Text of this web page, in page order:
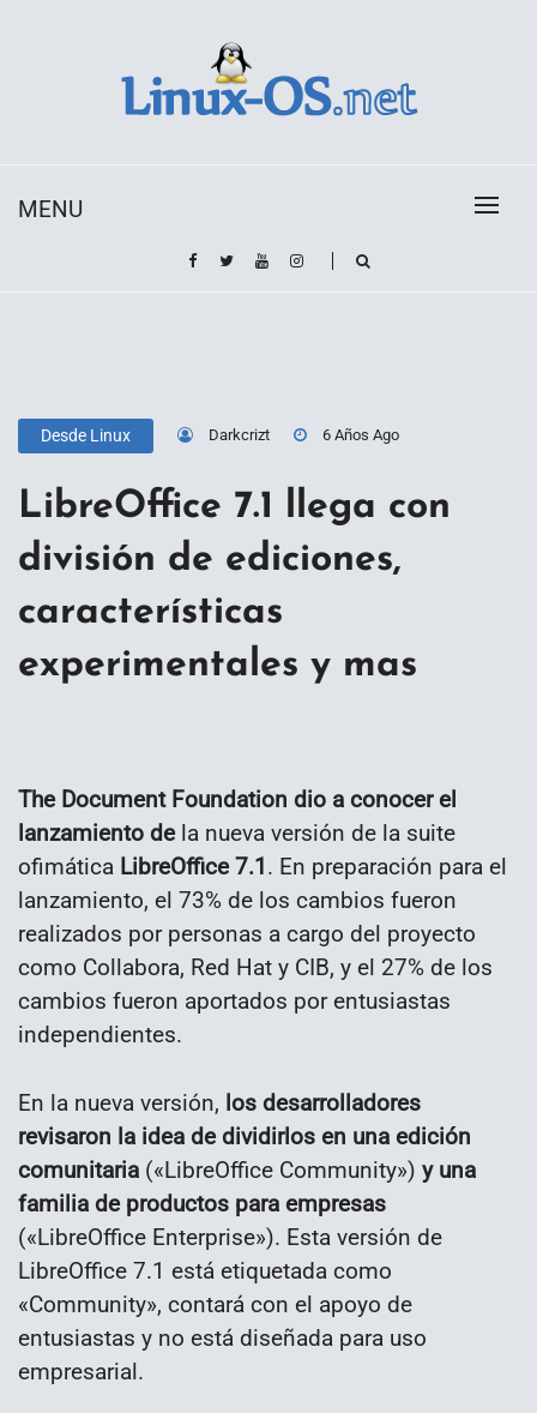
MENU
Desde Linux Darkcrizt 6 Años Ago
LibreOffice 7.1 llega con
división de ediciones,
características
experimentales y mas
The Document Foundation dio a conocer el
lanzamiento dela nueva versión de la suite
ofimática LibreOffice 7.1. En preparación para el
lanzamiento, el 73% de los cambios fueron
realizados por personas a cargo del proyecto
como Collabora, Red Hat y CIB, y el 27% de los
cambios fueron aportados por entusiastas
independientes.
En la nueva versión, los desarrolladores
revisaron la idea de dividirlos en una edición
comunitaria («LibreOffice Community») y una
familia de productos para empresas
(«LibreOffice Enterprise»). Esta versión de
LibreOffice 7.1 está etiquetada como
«Community», contará con el apoyo de
entusiastas y no está diseñada para uso
empresarial.